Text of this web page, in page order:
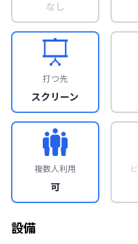
なし
打つ先
スクリーン
複数人利用
可
設備